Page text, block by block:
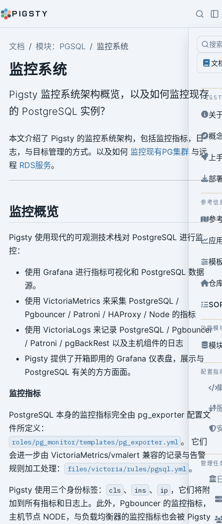
PIGSTY
搜
文
关
概
上
部
参考信
参
应
模
仓
功能模
模
配置指
管理任
文档 模块：PGSQL 监控系统
监控系统
Pigsty 监控系统架构概览，以及如何监控现存
的 PostgreSQL 实例？
本文介绍了 Pigsty 的监控系统架构，包括监控指标，日
志，与目标管理的方式。以及如何 监控现有PG集群与远
程 RDS服务。
监控概览
Pigsty 使用现代的可观测技术栈对 PostgreSQL 进行监
控：
使用 Grafana 进行指标可视化和 PostgreSQL 数据
源。
使用 VictoriaMetrics 来采集 PostgreSQL /
Pgbouncer / Patroni / HAProxy / Node 的指标
使用 VictoriaLogs 来记录 PostgreSQL / Pgbouncer
/ Patroni / pgBackRest 以及主机组件的日志
Pigsty 提供了开箱即用的 Grafana 仪表盘，展示与
PostgreSQL 有关的方方面面。
监控指标
PostgreSQL 本身的监控指标完全由 pg_exporter 配置文
件所定义：
roles/pg_monitor/templates/pg_exporter.yml 。 它们
会进一步由 VictoriaMetrics/vmalert 兼容的记录与告警
规则加工处理：
files/victoria/rules/pgsql.yml 。
Pigsty 使用三个身份标签： cls 、 ins 、 ip ，它们将附
加到所有指标和日志上。此外，Pgbouncer 的监控指标，
主机节点 NODE，与负载均衡器的监控指标也会被 Pigsty